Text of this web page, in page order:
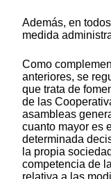
Además, en
medida
Como
anteriores, se
que trata de
de las
asambleas
cuanto mayor es
determinada
la propia
competencia de
relativa a las